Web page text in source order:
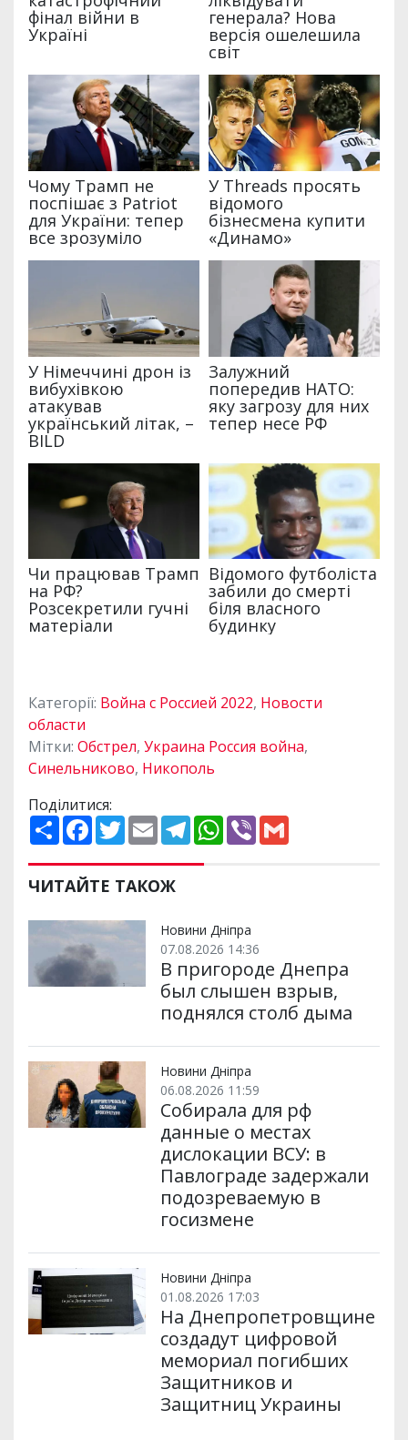
Категорії: Война с Россией 2022, Новости
области
Мітки: Обстрел, Украина Россия война,
Синельниково, Никополь
Поділитися:
П
о
и
р
и
и
F
a
e
b
o
k
T
w
t
t
e
E
m
i
l
T
e
e
m
W
h
p
V
ЧИТАЙТЕ ТАКОЖ
Новини Дніпра
07.08.2026 14:36
В пригороде Днепра
был слышен взрыв,
поднялся столб дыма
Новини Дніпра
06.08.2026 11:59
Собирала для рф
данные о местах
дислокации ВСУ: в
Павлограде задержали
подозреваемую в
госизмене
Новини Дніпра
01.08.2026 17:03
На Днепропетровщине
создадут цифровой
мемориал погибших
Защитников и
Защитниц Украины